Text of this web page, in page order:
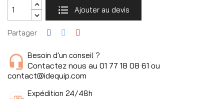
Ajouter au devis
Partager
Besoin d'un conseil ?
Contactez nous au 01 77 18 08 61 ou
contact@idequip.com
Expédition 24/48h